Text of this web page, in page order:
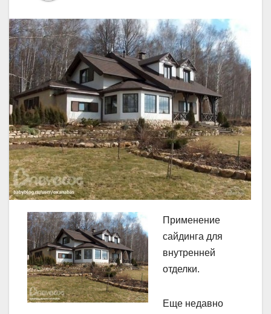
Применение
сайдинга для
внутренней
отделки.
Еще недавно